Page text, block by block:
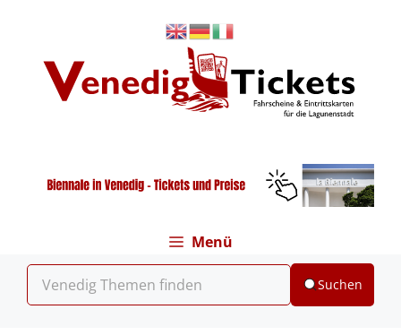
Menü
Suchen